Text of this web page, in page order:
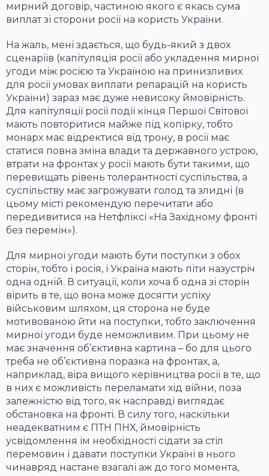
мирний договір, частиною якого є якась сума
виплат зі сторони росії на користь України.
На жаль, мені здається, що будь-який з двох
сценаріїв (капітуляція росії або укладення мирної
угоди між росією та Україною на принизливих
для росії умовах виплати репарацій на користь
України) зараз має дуже невисоку ймовірність.
Для капітуляції росії події кінця Першої Світової
мають повторитися майже під копірку, тобто
монарх має відректися від трону, в росії має
статися повна зміна влади та державного устрою,
втрати на фронтах у росії мають бути такими, що
перевищать рівень толерантності суспільства, а
суспільству має загрожувати голод та злидні (в
цьому місті рекомендую перечитати або
передивитися на Нетфліксі «На Західному фронті
без перемін»).
Для мирної угоди мають бути поступки з обох
сторін, тобто і росія, і Україна мають піти назустріч
одна одній. В ситуації, коли хоча б одна зі сторін
вірить в те, що вона може досягти успіху
військовим шляхом, ця сторона не буде
мотивованою йти на поступки, тобто заключення
мирної угоди буде неможливим. При цьому не
має значення об’єктивна картина – бо для цього
треба не об’єктивна поразка на фронтах, а,
наприклад, віра вищого керівництва росії в те, що
в них є можливість переламати хід війни, поза
залежністю від того, як насправді виглядає
обстановка на фронті. В силу того, наскільки
неадекватним є ПТН ПНХ, ймовірність
усвідомлення їм необхідності сідати за стіл
перемовин і давати поступки Україні в нього
чинавряд настане взагалі аж до того момента,